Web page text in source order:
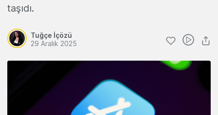
taşıdı.
Tuğçe İçözü
29 Aralık 2025